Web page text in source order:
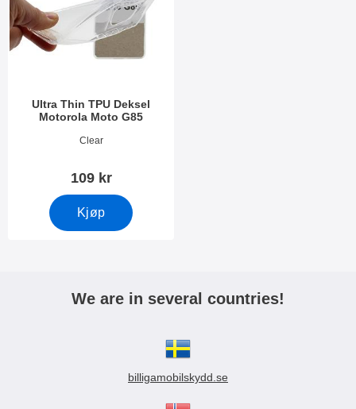
Ultra Thin TPU Deksel
Motorola Moto G85
Varenummer 51165
Clear
109 kr
Kjøp
We are in several countries!
billigamobilskydd.se